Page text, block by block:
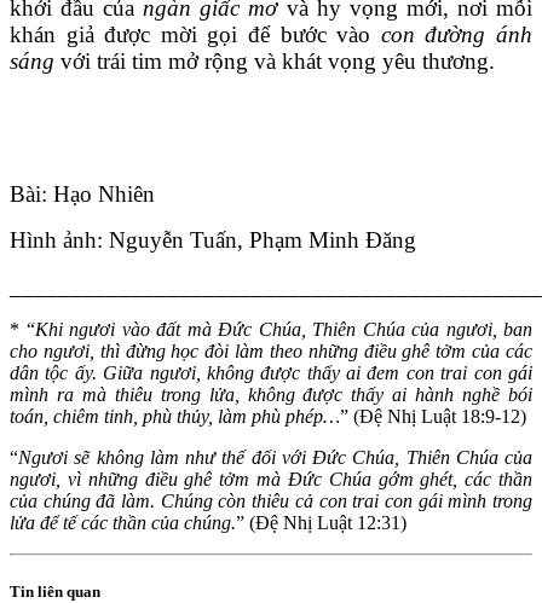
khởi đầu của ngàn giấc mơvà hy vọng mới, nơi mỗi
khán giả được mời gọi để bước vào con đường ánh
sáng với trái tim mở rộng và khát vọng yêu thương.
Bài: Hạo Nhiên
Hình ảnh: Nguyễn Tuấn, Phạm Minh Đăng
* “Khi ngươi vào đất mà Đức Chúa, Thiên Chúa của ngươi, ban
cho ngươi, thì đừng học đòi làm theo những điều ghê tởm của các
dân tộc ấy. Giữa ngươi, không được thấy ai đem con trai con gái
mình ra mà thiêu trong lửa, không được thấy ai hành nghề bói
toán, chiêm tinh, phù thủy, làm phù phép…” (Đệ Nhị Luật 18:9-12)
“Ngươi sẽ không làm như thế đối với Đức Chúa, Thiên Chúa của
ngươi, vì những điều ghê tởm mà Đức Chúa gớm ghét, các thần
của chúng đã làm. Chúng còn thiêu cả con trai con gái mình trong
lửa để tế các thần của chúng.” (Đệ Nhị Luật 12:31)
Tin liên quan